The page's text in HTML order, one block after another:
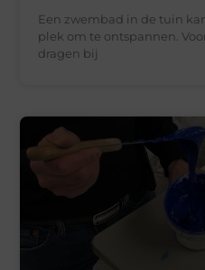
Een zwembad in de tuin
plek om te ontspannen.
dragen bij